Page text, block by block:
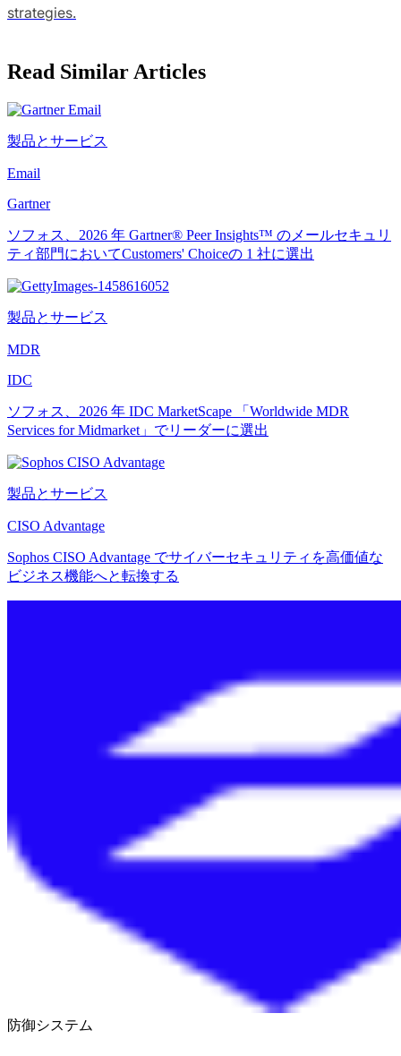
strategies.
Read Similar Articles
製品とサービス
Email
Gartner
ソフォス、2026 年 Gartner® Peer Insights™ のメールセキュリ
ティ部門においてCustomers' Choiceの 1 社に選出
製品とサービス
MDR
IDC
ソフォス、2026 年 IDC MarketScape 「Worldwide MDR
Services for Midmarket」でリーダーに選出
製品とサービス
CISO Advantage
Sophos CISO Advantage でサイバーセキュリティを高価値な
ビジネス機能へと転換する
防御システム